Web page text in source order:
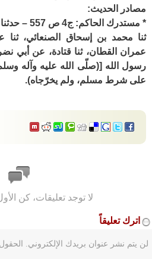
مصادر الحديث:
* مستدرك
ثنا محمد بن إسحاق الصنعائي، ثنا
عمران القطان، ثنا قتادة، عن أبي
رسول الله [(صلّى الله عليه وآله
على شرط مسلم، ولم يخرّجاه).
لا توجد تعليقات، كن
اترك تعليقاً
لن يتم نشر عنوان بريدك الإلكتروني.